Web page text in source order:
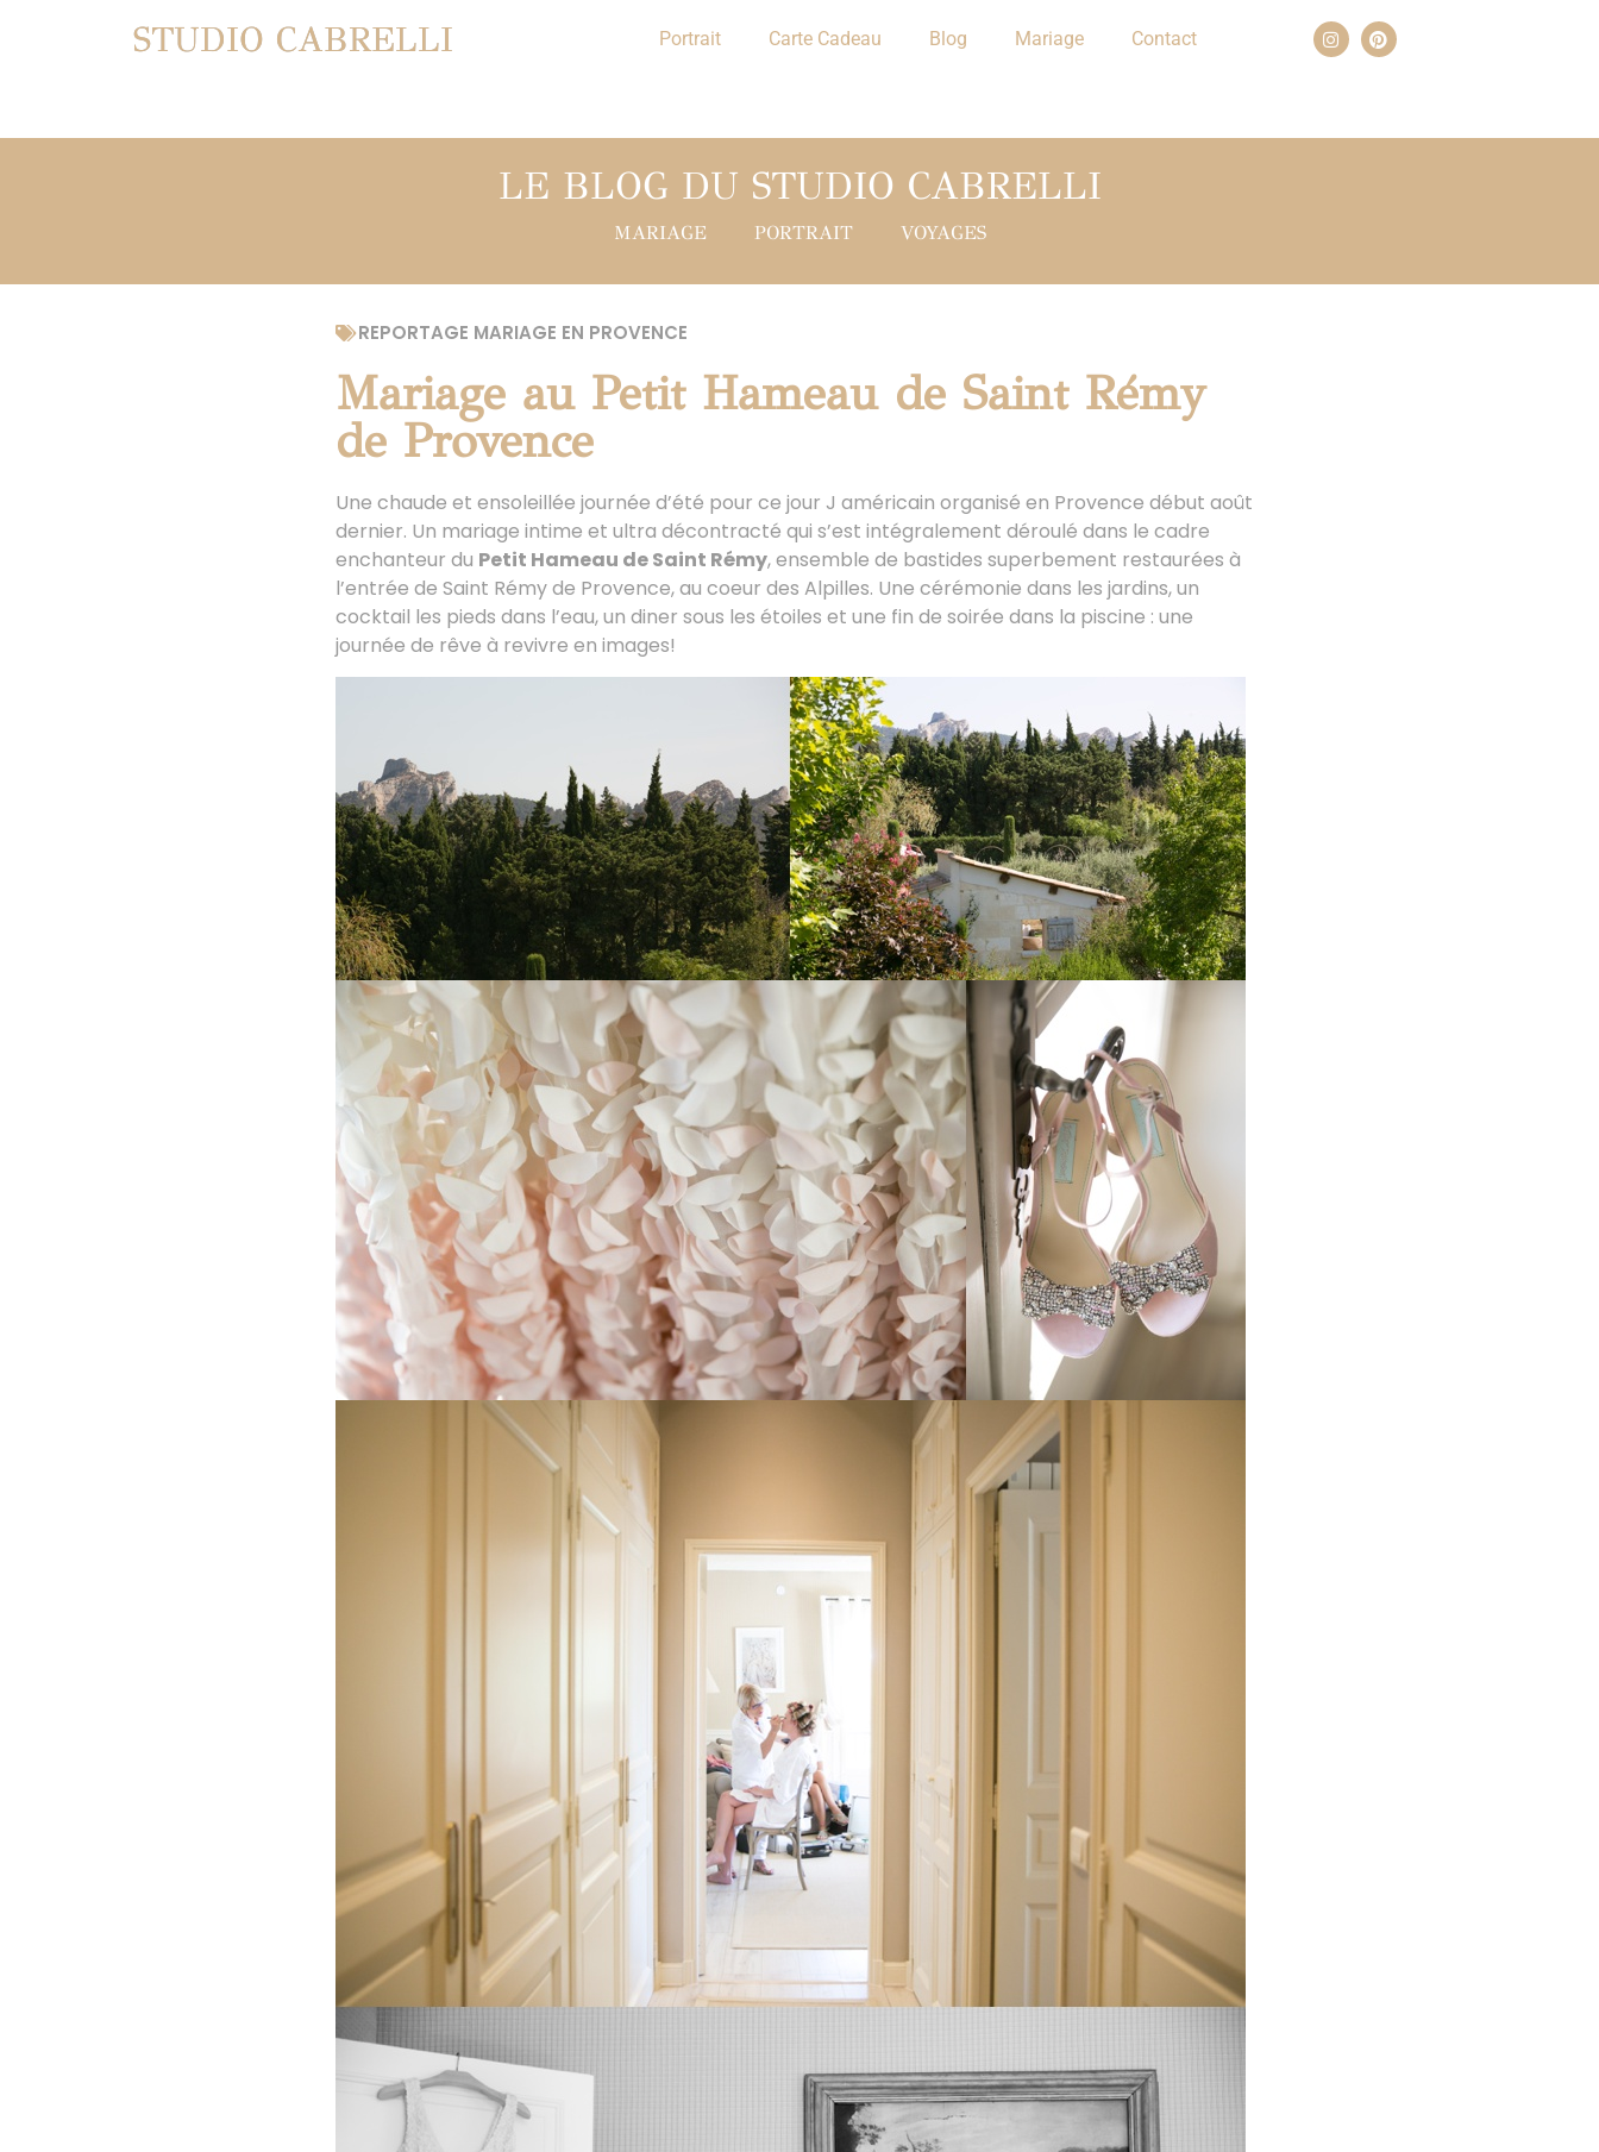
STUDIO CABRELLI Portrait Carte Cadeau Blog Mariage Contact
LE BLOG DU STUDIO CABRELLI
MARIAGE PORTRAIT VOYAGES
REPORTAGE MARIAGE EN PROVENCE
Mariage au Petit Hameau de Saint Rémy
de Provence
Une chaude et ensoleillée journée d’été pour ce jour J américain organisé en Provence début août
dernier. Un mariage intime et ultra décontracté qui s’est intégralement déroulé dans le cadre
enchanteur du Petit Hameau de Saint Rémy, ensemble de bastides superbement restaurées à
l’entrée de Saint Rémy de Provence, au coeur des Alpilles. Une cérémonie dans les jardins, un
cocktail les pieds dans l’eau, un diner sous les étoiles et une fin de soirée dans la piscine : une
journée de rêve à revivre en images!